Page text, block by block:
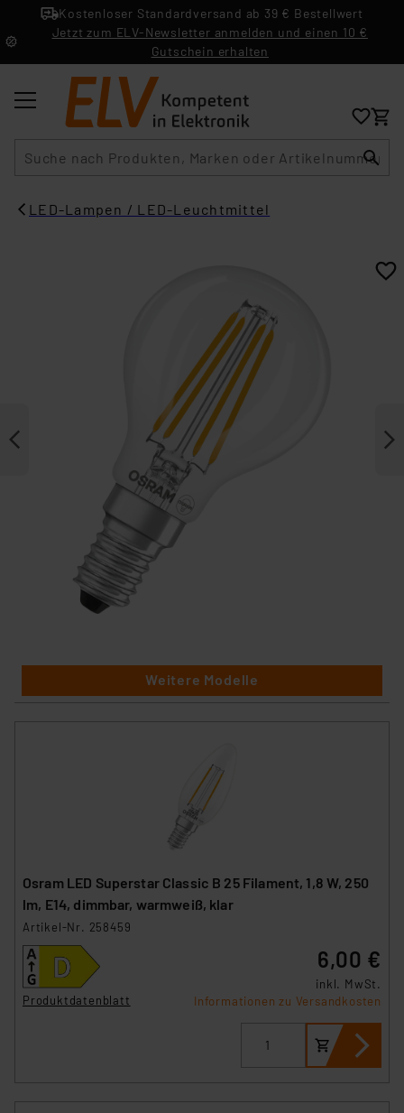
Kostenloser Standardversand ab 39 € Bestellwert
Jetzt zum ELV-Newsletter anmelden und einen 10 €
Gutschein erhalten
LED-Lampen / LED-Leuchtmittel
Weitere Modelle
Osram LED Superstar Classic B 25 Filament, 1,8 W, 250
lm, E14, dimmbar, warmweiß, klar
Artikel-Nr. 258459
Produktdatenblatt
6,00 €
inkl. MwSt.
Informationen zu Versandkosten